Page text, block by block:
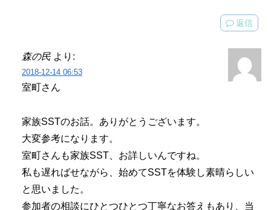
返信
森の民 より:
2018-12-14 06:53
室町さん
家族SSTのお話。ありがとうございます。
大変参考になります。
室町さんも家族SST、お詳しいんですね。
私も遅ればせながら、始めてSSTを体験し素晴らしい
と思いました。
参加者の相談にひとつひとつ丁寧なお答えもあり、当